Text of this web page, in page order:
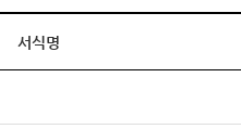
서식명